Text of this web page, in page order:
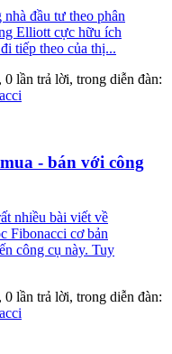
đầu tư theo phân
Elliott cực hữu ích
tiếp theo của thị...
, 0 lần trả lời, trong diễn đàn:
- bán với công
nhiều bài viết về
Fibonacci cơ bản
công cụ này. Tuy
, 0 lần trả lời, trong diễn đàn: